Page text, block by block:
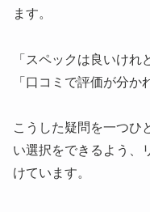
ます。
「スペックは良いけれ
「口コミで評価が分か
こうした疑問を一つひ
い選択をできるよう、
けています。